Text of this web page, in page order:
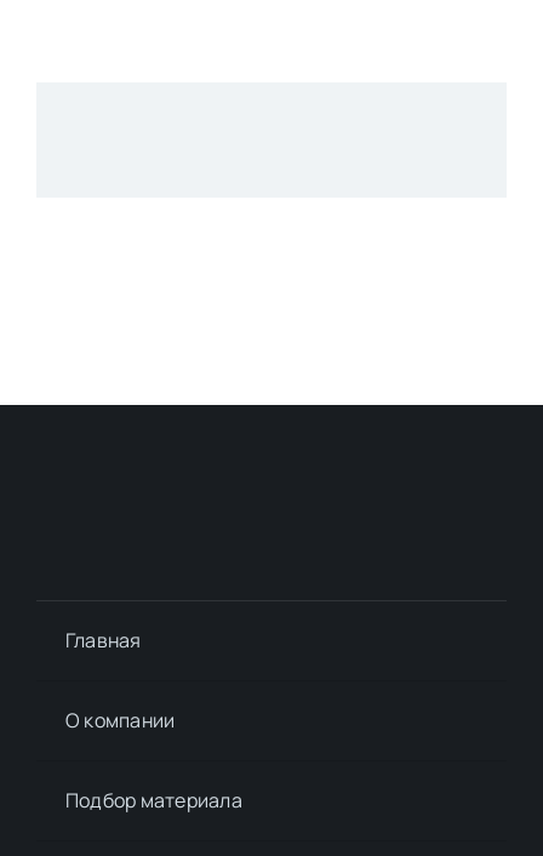
Главная
О компании
Подбор материалa